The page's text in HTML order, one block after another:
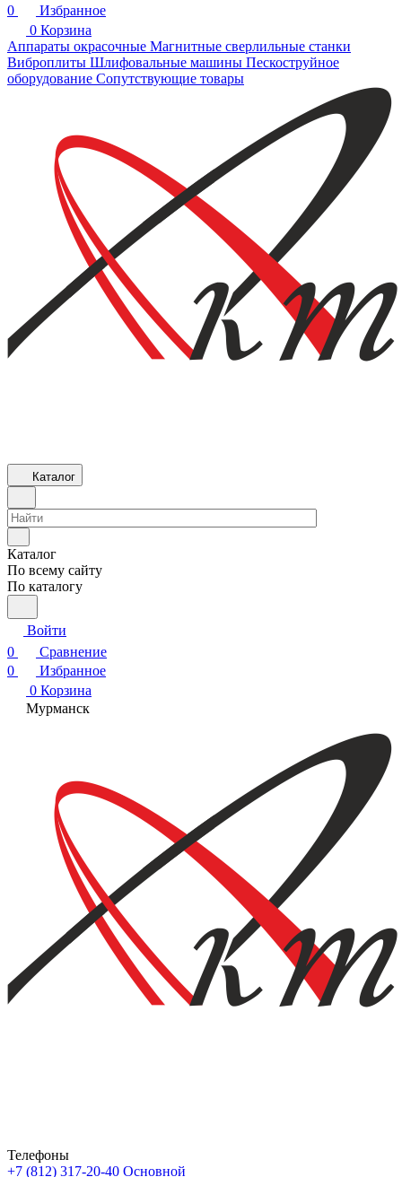
0
Избранное
0 Корзина
Аппараты окрасочные Магнитные сверлильные станки
Виброплиты Шлифовальные машины Пескоструйное
оборудование Сопутствующие товары
Каталог
Каталог
По всему сайту
По каталогу
Войти
0
Сравнение
0
Избранное
0 Корзина
Мурманск
Телефоны
+7 (812) 317-20-40 Основной